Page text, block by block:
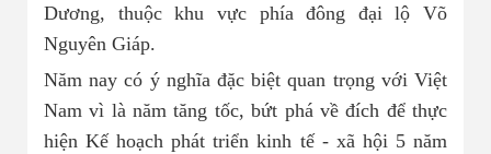
Dương, thuộc khu vực phía đông đại lộ Võ
Nguyên Giáp.
Năm nay có ý nghĩa đặc biệt quan trọng với Việt
Nam vì là năm tăng tốc, bứt phá về đích để thực
hiện Kế hoạch phát triển kinh tế - xã hội 5 năm